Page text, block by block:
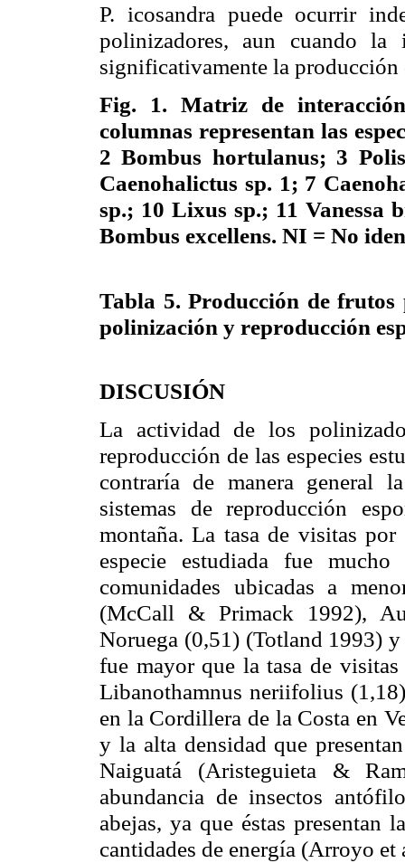
P. icosandra puede ocurrir
polinizadores, aun cuando la
significativamente la producción
Fig. 1. Matriz de
columnas representan las
2Bombus hortulanus; 3
Caenohalictus sp. 1; 7
sp.; 10 Lixus sp.; 11 Vanessa
Bombus excellens. NI = No
Tabla 5. Producción de
polinización y reproducción
DISCUSIÓN
La actividad de los
reproducción de las especies
contraría de manera general
sistemas de reproducción
montaña. La tasa de visitas por
especie estudiada fue
comunidades ubicadas a
(McCall & Primack 1992),
Noruega (0,51) (Totland 1993)
fue mayor que la tasa de
Libanothamnus neriifolius
en la Cordillera de la Costa en
y la alta densidad que
Naiguatá (Aristeguieta &
abundancia de insectos
abejas, ya que éstas presentan
cantidades de energía (Arroyo et